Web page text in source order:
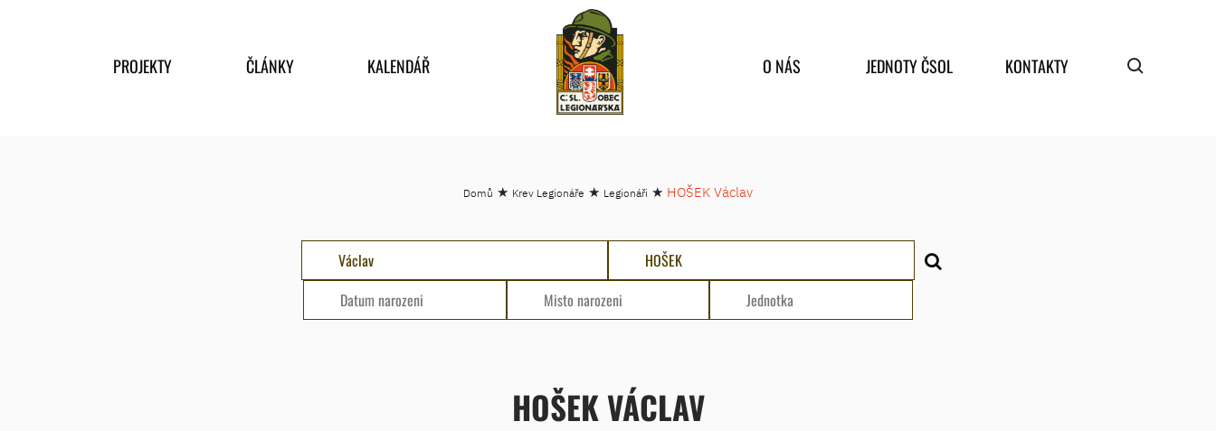
PROJEKTY ČLÁNKY KALENDÁŘ O NÁS JEDNOTY ČSOL KONTAKTY
Domů ★ Krev Legionáře ★ Legionáři ★ HOŠEK Václav
HOŠEK VÁCLAV